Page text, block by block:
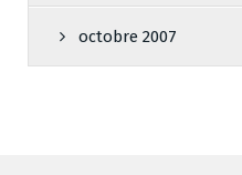
octobre 2007